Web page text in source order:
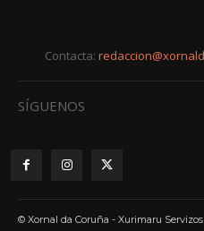
Contacta:
SÍGUENOS
© Xornal da Coruña - Xurimaru Servizos